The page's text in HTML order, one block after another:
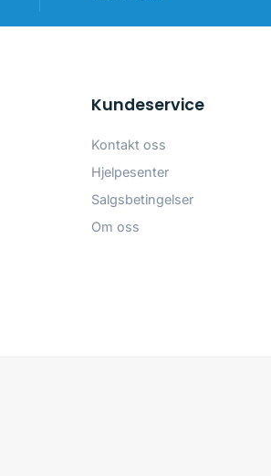
Kundeservice
Kontakt oss
Hjelpesenter
Salgsbetingelser
Om oss